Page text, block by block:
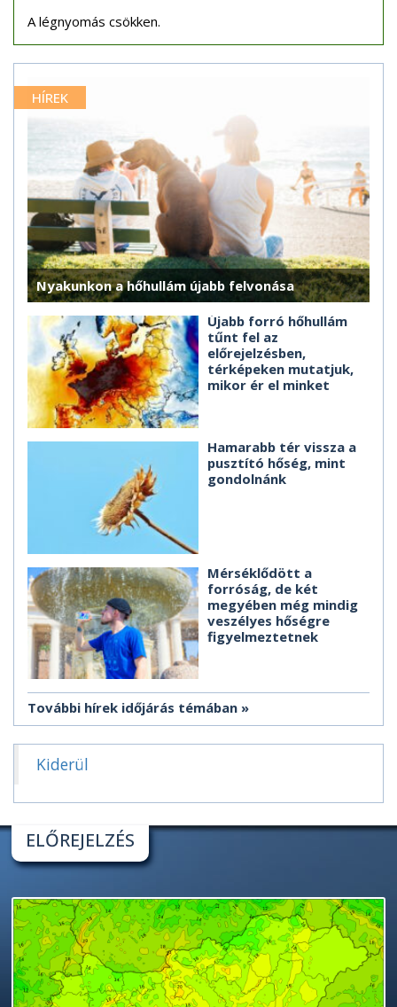
A légnyomás csökken.
HÍREK
Nyakunkon a hőhullám újabb felvonása
Újabb forró hőhullám
tűnt fel az
előrejelzésben,
térképeken mutatjuk,
mikor ér el minket
Hamarabb tér vissza a
pusztító hőség, mint
gondolnánk
Mérséklődött a
forróság, de két
megyében még mindig
veszélyes hőségre
figyelmeztetnek
További hírek időjárás témában
Kiderül
ELŐREJELZÉS